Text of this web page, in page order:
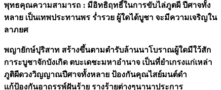
พุทธคุณความสามารถ : มีอิทธิฤทธิ์ในการขับไล่ภูตผี ปีศาจทั้ง
หลาย เป็นเทพประทานพร ร่ำรวย ผู้ใดได้บูชา จะมีความเจริญใน
ลาภยศ
พญายักษ์ปุริสาท สร้างขึ้นตามตำรับล้านนาโบราณผู้ใดมีใว้สัก
การะบูชาจักบังเกิด ตบะเดชะมหาอำนาจ เป็นที่ยำเกรงแก่เหล่า
ภูติผีดวงวิญญาณปีศาจทั้งหลาย ป้องกันคุณไสย์มนต์ดำ
แก้ป้องกันอาถรรพ์ฝันร้าย รางร้ายต่างๆนานาประการ